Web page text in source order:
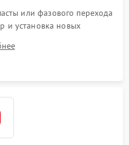
или фазового перехода
и установка новых
на память и цепи
подключение и